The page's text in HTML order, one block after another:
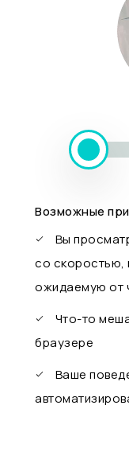
Возможные
Вы
со
ожидаемую от
Что-то
браузере
Ваше